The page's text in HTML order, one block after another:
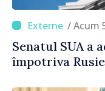
/ Acum
Senatul SUA a
împotriva